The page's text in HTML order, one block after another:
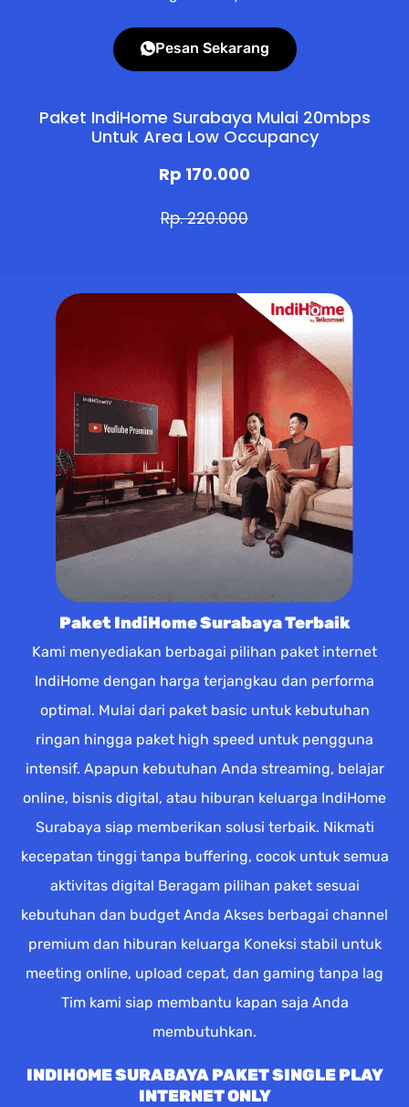
Pesan Sekarang
Paket IndiHome Surabaya Mulai 20mbps
Untuk Area Low Occupancy
Rp 170.000
Rp. 220.000
Paket IndiHome Surabaya Terbaik
Kami menyediakan berbagai pilihan paket internet
IndiHome dengan harga terjangkau dan performa
optimal. Mulai dari paket basic untuk kebutuhan
ringan hingga paket high speed untuk pengguna
intensif. Apapun kebutuhan Anda streaming, belajar
online, bisnis digital, atau hiburan keluarga IndiHome
Surabaya siap memberikan solusi terbaik. Nikmati
kecepatan tinggi tanpa buffering, cocok untuk semua
aktivitas digital Beragam pilihan paket sesuai
kebutuhan dan budget Anda Akses berbagai channel
premium dan hiburan keluarga Koneksi stabil untuk
meeting online, upload cepat, dan gaming tanpa lag
Tim kami siap membantu kapan saja Anda
membutuhkan.
INDIHOME SURABAYA PAKET SINGLE PLAY
INTERNET ONLY